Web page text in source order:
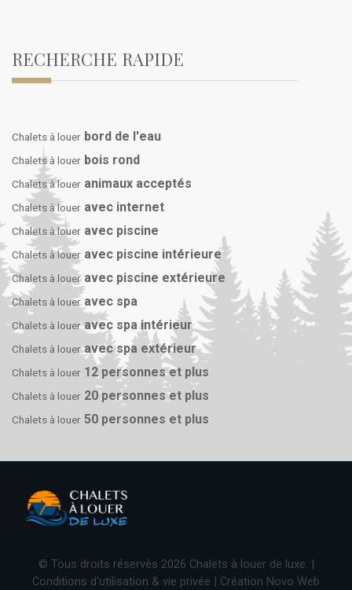
RECHERCHE RAPIDE
Chalets à louer bord de l'eau
Chalets à louer bois rond
Chalets à louer animaux acceptés
Chalets à louer avec internet
Chalets à louer avec piscine
Chalets à louer avec piscine intérieure
Chalets à louer avec piscine extérieure
Chalets à louer avec spa
Chalets à louer avec spa intérieur
Chalets à louer avec spa extérieur
Chalets à louer 12 personnes et plus
Chalets à louer 20 personnes et plus
Chalets à louer 50 personnes et plus
© Tous droits réservés 2026 Chalets à louer de luxe. |
Conditions d'utilisation & vie privée | Création Novo Web